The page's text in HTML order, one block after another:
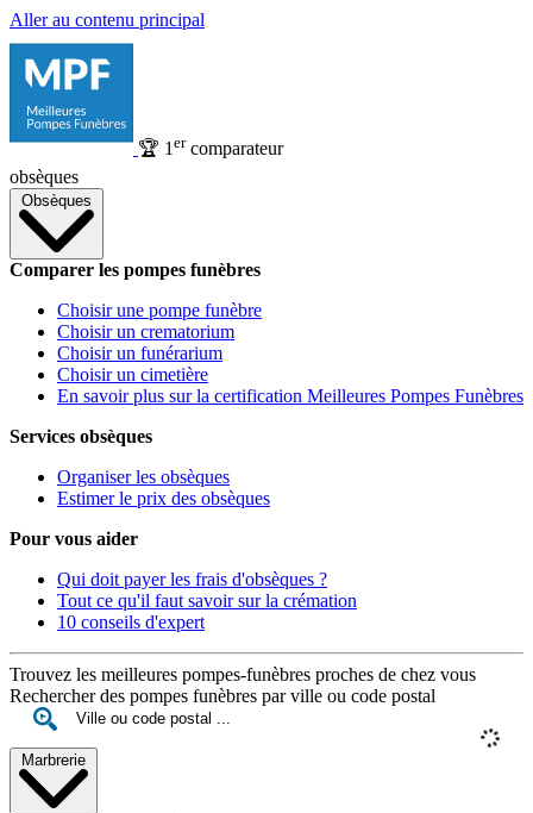
Aller au contenu principal
🏆 1 ercomparateur
obsèques
Obsèques
Comparer les pompes funèbres
Choisir une pompe funèbre
Choisir un crematorium
Choisir un funérarium
Choisir un cimetière
En savoir plus sur la certification Meilleures Pompes Funèbres
Services obsèques
Organiser les obsèques
Estimer le prix des obsèques
Pour vous aider
Qui doit payer les frais d'obsèques ?
Tout ce qu'il faut savoir sur la crémation
10 conseils d'expert
Trouvez les meilleures pompes-funèbres proches de chez vous
Rechercher des pompes funèbres par ville ou code postal
Marbrerie